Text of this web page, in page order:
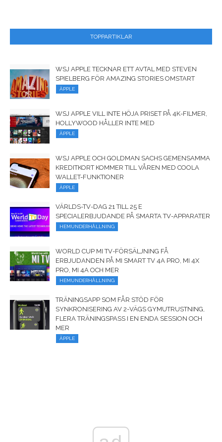
TOPPARTIKLAR
WSJ APPLE TECKNAR ETT AVTAL MED STEVEN
SPIELBERG FÖR AMAZING STORIES OMSTART
ÄPPLE
WSJ APPLE VILL INTE HÖJA PRISET PÅ 4K-FILMER,
HOLLYWOOD HÅLLER INTE MED
ÄPPLE
WSJ APPLE OCH GOLDMAN SACHS GEMENSAMMA
KREDITKORT KOMMER TILL VÅREN MED COOLA
WALLET-FUNKTIONER
ÄPPLE
VÄRLDS-TV-DAG 21 TILL 25 E
SPECIALERBJUDANDE PÅ SMARTA TV-APPARATER
HEMUNDERHÅLLNING
WORLD CUP MI TV-FÖRSÄLJNING FÅ
ERBJUDANDEN PÅ MI SMART TV 4A PRO, MI 4X
PRO, MI 4A OCH MER
HEMUNDERHÅLLNING
TRÄNINGSAPP SOM FÅR STÖD FÖR
SYNKRONISERING AV 2-VÄGS GYMUTRUSTNING,
FLERA TRÄNINGSPASS I EN ENDA SESSION OCH
MER
ÄPPLE